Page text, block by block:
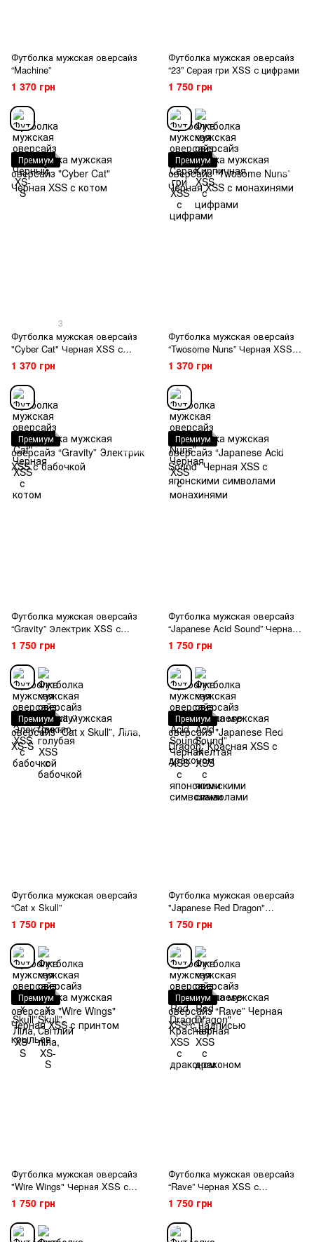
Футболка мужская оверсайз
“Machine”
1 370 грн
Футболка мужская оверсайз
“23” Серая гри XSS с цифрами
1 750 грн
Премиум
3
Футболка мужская оверсайз
"Cyber Cat" Черная XSS с
котом
1 370 грн
Премиум
Футболка мужская оверсайз
“Twosome Nuns” Черная XSS с
монахинями
1 370 грн
Премиум
Футболка мужская оверсайз
“Gravity” Электрик XSS с
бабочкой
1 750 грн
Премиум
Футболка мужская оверсайз
“Japanese Acid Sound” Черная
XSS с японскими символами
1 750 грн
Премиум
Футболка мужская оверсайз
“Cat x Skull”
1 750 грн
Премиум
Футболка мужская оверсайз
"Japanese Red Dragon"
Красная XSS с драконом
1 750 грн
Премиум
Футболка мужская оверсайз
"Wire Wings" Черная XSS с
принтом крыльев
1 750 грн
Премиум
Футболка мужская оверсайз
“Rave” Черная XSS с
надписью
1 750 грн